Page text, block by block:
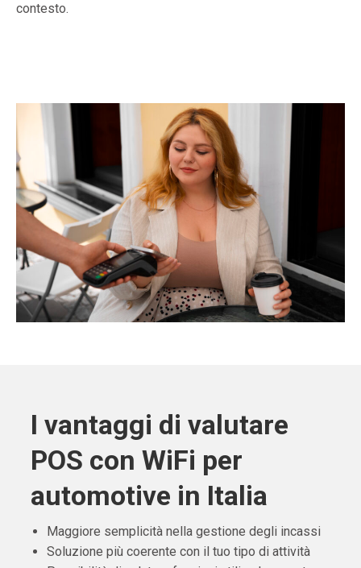
contesto.
I vantaggi di valutare
POS con WiFi per
automotive in Italia
Maggiore semplicità nella gestione degli incassi
Soluzione più coerente con il tuo tipo di attività